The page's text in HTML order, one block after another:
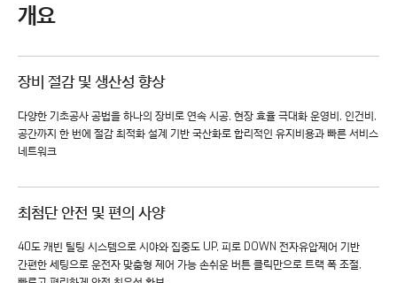
개요
장비 절감 및 생산성 향상
다양한 기초공사 공법을 하나의 장비로 연속 시공, 현장 효율 극대화운영비, 인건비,
공간까지 한 번에 절감최적화 설계 기반 국산화로 합리적인 유지비용과 빠른 서비스
네트워크
최첨단 안전 및 편의 사양
40도 캐빈 틸팅 시스템으로 시야와 집중도 UP, 피로 DOWN 전자유압제어 기반
간편한 세팅으로 운전자 맞춤형 제어 가능손쉬운 버튼 클릭만으로 트랙 폭 조절,